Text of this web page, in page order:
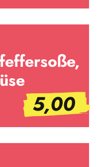
5,00